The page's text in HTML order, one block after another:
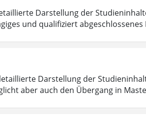
Darstellung der
und qualifiziert abgeschlossenes
Darstellung der
aber auch den Übergang in